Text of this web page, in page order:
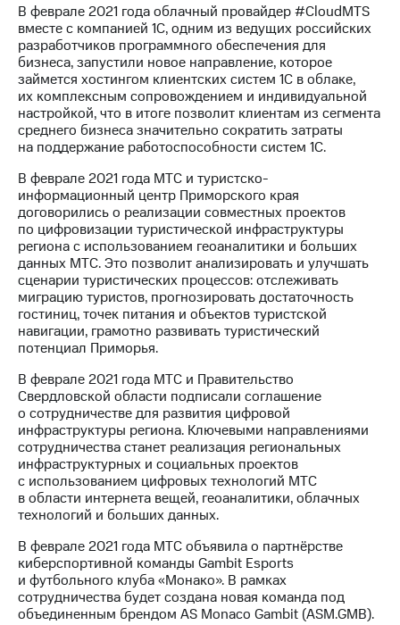
капитал
Контроль
и
аудит
Рынок
акций
Описание
Программа
Порядок
выкупа
акций
Дивиденды
Рынок
облигаций
Описание
Еврооблигации-2023
Уведомление
о
погашении
именных
облигаций
Другое
Регистратор
Реквизиты
Контакты
развитие
деловая этика
На главную
В феврале 2021 года облачный провайдер #CloudMTS
вместе с компанией 1С, одним из ведущих российских
разработчиков программного обеспечения для
бизнеса, запустили новое направление, которое
займется хостингом клиентских систем 1С в облаке,
их комплексным сопровождением и индивидуальной
настройкой, что в итоге позволит клиентам из сегмента
среднего бизнеса значительно сократить затраты
на поддержание работоспособности систем 1С.
В феврале 2021 года МТС и туристско-
информационный центр Приморского края
договорились о реализации совместных проектов
по цифровизации туристической инфраструктуры
региона с использованием геоаналитики и больших
данных МТС. Это позволит анализировать и улучшать
сценарии туристических процессов: отслеживать
миграцию туристов, прогнозировать достаточность
гостиниц, точек питания и объектов туристской
навигации, грамотно развивать туристический
потенциал Приморья.
В феврале 2021 года МТС и Правительство
Свердловской области подписали соглашение
о сотрудничестве для развития цифровой
инфраструктуры региона. Ключевыми направлениями
сотрудничества станет реализация региональных
инфраструктурных и социальных проектов
с использованием цифровых технологий МТС
в области интернета вещей, геоаналитики, облачных
технологий и больших данных.
В феврале 2021 года МТС объявила о партнёрстве
киберспортивной команды Gambit Esports
и футбольного клуба «Монако». В рамках
сотрудничества будет создана новая команда под
объединенным брендом AS Monaco Gambit (ASM.GMB).